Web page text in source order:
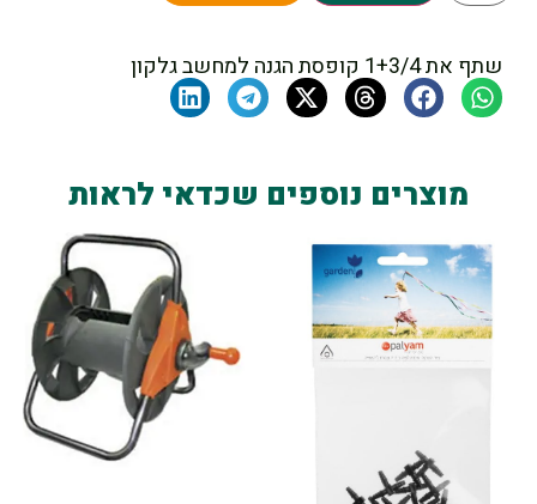
שתף את 1+3/4 קופסת הגנה למחשב גלקון
מוצרים נוספים שכדאי לראות